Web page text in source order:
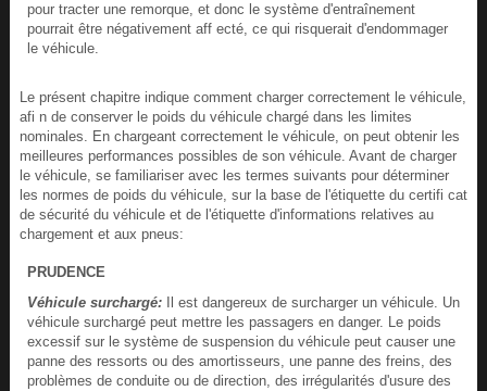
pour tracter une remorque, et donc le système d'entraînement
pourrait être négativement aff ecté, ce qui risquerait d'endommager
le véhicule.
Le présent chapitre indique comment charger correctement le véhicule,
afi n de conserver le poids du véhicule chargé dans les limites
nominales. En chargeant correctement le véhicule, on peut obtenir les
meilleures performances possibles de son véhicule. Avant de charger
le véhicule, se familiariser avec les termes suivants pour déterminer
les normes de poids du véhicule, sur la base de l'étiquette du certifi cat
de sécurité du véhicule et de l'étiquette d'informations relatives au
chargement et aux pneus:
PRUDENCE
Véhicule surchargé:Il est dangereux de surcharger un véhicule. Un
véhicule surchargé peut mettre les passagers en danger. Le poids
excessif sur le système de suspension du véhicule peut causer une
panne des ressorts ou des amortisseurs, une panne des freins, des
problèmes de conduite ou de direction, des irrégularités d'usure des